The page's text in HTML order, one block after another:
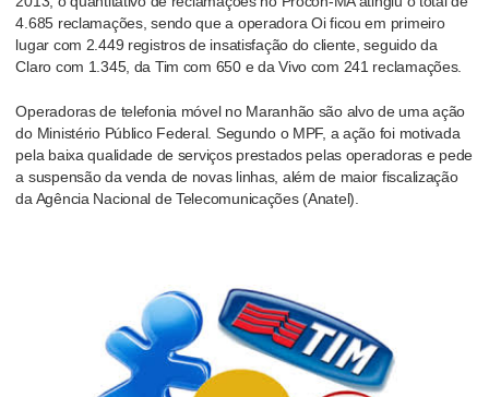
4.685 reclamações, sendo que a operadora Oi ficou em primeiro
lugar com 2.449 registros de insatisfação do cliente, seguido da
Claro com 1.345, da Tim com 650 e da Vivo com 241 reclamações.
Operadoras de telefonia móvel no Maranhão são alvo de uma ação
do Ministério Público Federal. Segundo o MPF, a ação foi motivada
pela baixa qualidade de serviços prestados pelas operadoras e pede
a suspensão da venda de novas linhas, além de maior fiscalização
da Agência Nacional de Telecomunicações (Anatel).